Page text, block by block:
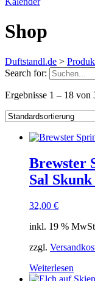
Shop
Duftstandl.de >
Search for:
Ergebnisse 1 – 18 von
Brewster
Sal
32,00 €
inkl. 19 %
zzgl.
Weiterlesen